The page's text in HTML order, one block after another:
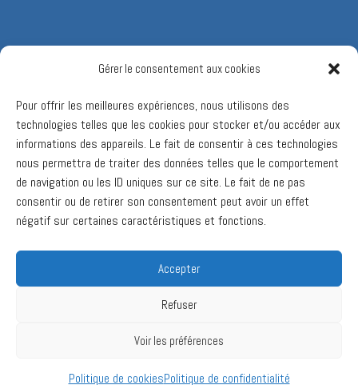
Gérer le consentement aux cookies
Pour offrir les meilleures expériences, nous utilisons des
technologies telles que les cookies pour stocker et/ou accéder aux
informations des appareils. Le fait de consentir à ces technologies
nous permettra de traiter des données telles que le comportement
de navigation ou les ID uniques sur ce site. Le fait de ne pas
consentir ou de retirer son consentement peut avoir un effet
négatif sur certaines caractéristiques et fonctions.
Accepter
Refuser
Voir les préférences
Politique de cookiesPolitique de confidentialité
Ⓒ 2017 Valcourt 2030. Tous droits réservés.